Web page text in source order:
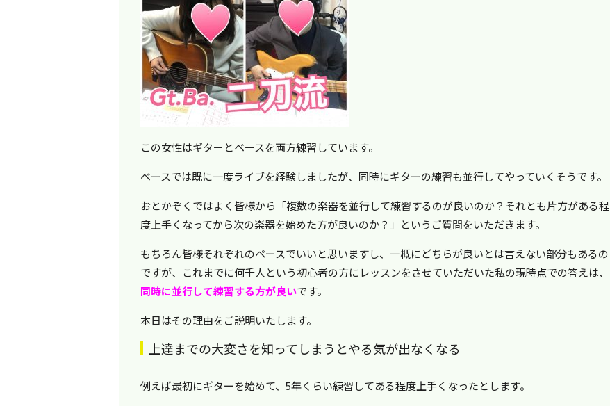
この女性はギターとベースを両方練習しています。
ベースでは既に一度ライブを経験しましたが、同時にギターの練習も並行してやっていくそうです。
おとかぞくではよく皆様から「複数の楽器を並行して練習するのが良いのか？それとも片方がある程
度上手くなってから次の楽器を始めた方が良いのか？」というご質問をいただきます。
もちろん皆様それぞれのペースでいいと思いますし、一概にどちらが良いとは言えない部分もあるの
ですが、これまでに何千人という初心者の方にレッスンをさせていただいた私の現時点での答えは、
同時に並行して練習する方が良いです。
本日はその理由をご説明いたします。
上達までの大変さを知ってしまうとやる気が出なくなる
例えば最初にギターを始めて、5年くらい練習してある程度上手くなったとします。